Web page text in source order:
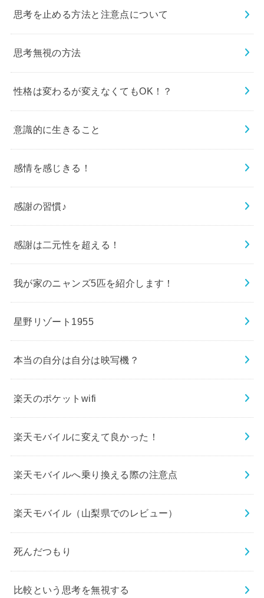
思考を止める方法と注意点について
思考無視の方法
性格は変わるが変えなくてもOK！？
意識的に生きること
感情を感じきる！
感謝の習慣♪
感謝は二元性を超える！
我が家のニャンズ5匹を紹介します！
星野リゾート1955
本当の自分は自分は映写機？
楽天のポケットwifi
楽天モバイルに変えて良かった！
楽天モバイルへ乗り換える際の注意点
楽天モバイル（山梨県でのレビュー）
死んだつもり
比較という思考を無視する